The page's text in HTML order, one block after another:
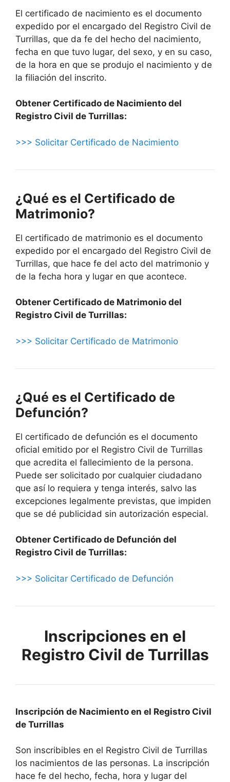
El certificado de nacimiento es el documento
expedido por el encargado del Registro Civil de
Turrillas, que da fe del hecho del nacimiento,
fecha en que tuvo lugar, del sexo, y en su caso,
de la hora en que se produjo el nacimiento y de
la filiación del inscrito.
Obtener Certificado de Nacimiento del
Registro Civil de Turrillas:
>>> Solicitar Certificado de Nacimiento
¿Qué es el Certificado de
Matrimonio?
El certificado de matrimonio es el documento
expedido por el encargado del Registro Civil de
Turrillas, que hace fe del acto del matrimonio y
de la fecha hora y lugar en que acontece.
Obtener Certificado de Matrimonio del
Registro Civil de Turrillas:
>>> Solicitar Certificado de Matrimonio
¿Qué es el Certificado de
Defunción?
El certificado de defunción es el documento
oficial emitido por el Registro Civil de Turrillas
que acredita el fallecimiento de la persona.
Puede ser solicitado por cualquier ciudadano
que así lo requiera y tenga interés, salvo las
excepciones legalmente previstas, que impiden
que se dé publicidad sin autorización especial.
Obtener Certificado de Defunción del
Registro Civil de Turrillas:
>>> Solicitar Certificado de Defunción
Inscripciones en el
Registro Civil de Turrillas
Inscripción de Nacimiento en el Registro Civil
de Turrillas
Son inscribibles en el Registro Civil de Turrillas
los nacimientos de las personas. La inscripción
hace fe del hecho, fecha, hora y lugar del